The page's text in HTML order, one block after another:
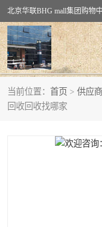
当前位置： 首页 > 供应
回收回收找哪家
回收黄金
回收钯金